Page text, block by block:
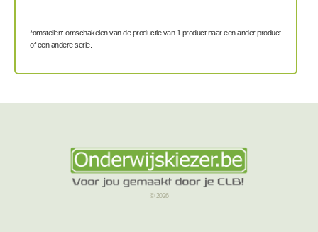
*omstellen: omschakelen van de productie van 1 product naar een ander product
of een andere serie.
© 2026